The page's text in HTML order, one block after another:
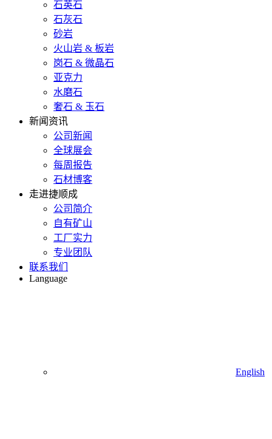
石英石
石灰石
砂岩
火山岩 & 板岩
岗石 & 微晶石
亚克力
水磨石
奢石 & 玉石
新闻资讯
公司新闻
全球展会
每周报告
石材博客
走进捷顺成
公司简介
自有矿山
工厂实力
专业团队
联系我们
Language
English